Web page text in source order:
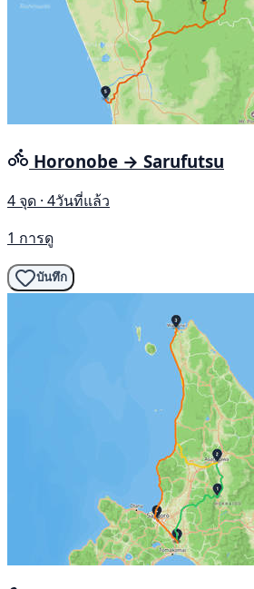
Horonobe → Sarufutsu
4 จุด · 4วันที่แล้ว
1 การดู
บันทึก